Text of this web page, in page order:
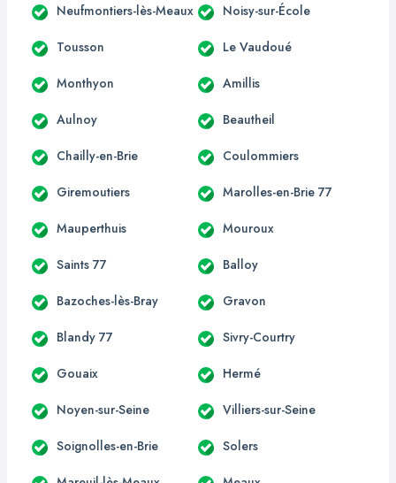
Neufmontiers-lès-Meaux Noisy-sur-École
Tousson Le Vaudoué
Monthyon Amillis
Aulnoy Beautheil
Chailly-en-Brie Coulommiers
Giremoutiers Marolles-en-Brie 77
Mauperthuis Mouroux
Saints 77 Balloy
Bazoches-lès-Bray Gravon
Blandy 77 Sivry-Courtry
Gouaix Hermé
Noyen-sur-Seine Villiers-sur-Seine
Soignolles-en-Brie Solers